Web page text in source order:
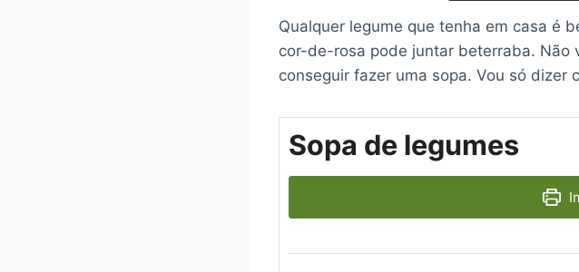
Qualquer legume que tenha em casa é
cor-de-rosa pode juntar beterraba. Não
conseguir fazer uma sopa. Vou só dizer
Sopa de legumes